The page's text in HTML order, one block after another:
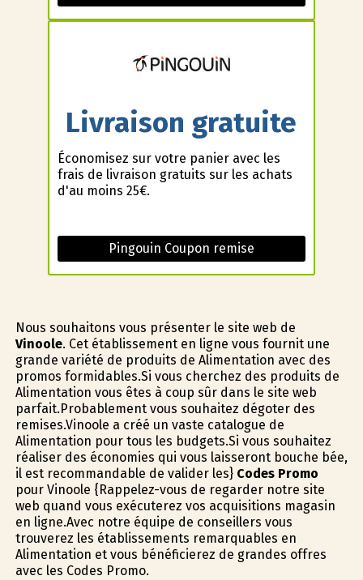
Livraison gratuite
Économisez sur votre panier avec les
frais de livraison gratuits sur les achats
d'au moins 25€.
Pingouin Coupon remise
Nous souhaitons vous présenter le site web de
Vinoole. Cet établissement en ligne vous fournit une
grande variété de produits de Alimentation avec des
promos formidables.Si vous cherchez des produits de
Alimentation vous êtes à coup sûr dans le site web
parfait.Probablement vous souhaitez dégoter des
remises.Vinoole a créé un vaste catalogue de
Alimentation pour tous les budgets.Si vous souhaitez
réaliser des économies qui vous laisseront bouche bée,
il est recommandable de valider les} Codes Promo
pour Vinoole {Rappelez-vous de regarder notre site
web quand vous exécuterez vos acquisitions magasin
en ligne.Avec notre équipe de conseillers vous
trouverez les établissements remarquables en
Alimentation et vous bénéficierez de grandes offres
avec les Codes Promo.